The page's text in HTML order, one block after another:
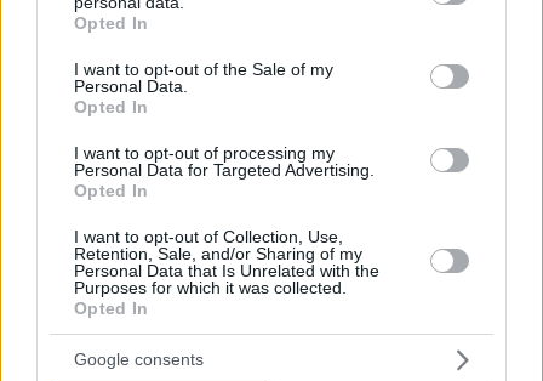
grant or deny consent to Google and its third-party tags to
use your data for below specified purposes in below Google
consent section.
Opted In
I want to opt-out of the Sale of my
Personal Data.
Opted In
I want to opt-out of processing my
Personal Data for Targeted Advertising.
Opted In
I want to opt-out of Collection, Use,
Retention, Sale, and/or Sharing of my
Personal Data that Is Unrelated with the
Purposes for which it was collected.
Opted In
Google consents
Η Πολιτική Αεροπορία διαπίστωσε κενό στον νόμο
όταν ένας... απίθανος τύπος προσγείωσε το
ελικόπτερό του στο Σαρακήνικο με εκατοντάδες
λουόμενους - Παρέμβαση Εισαγγελέα
09.08.2026, 14:15